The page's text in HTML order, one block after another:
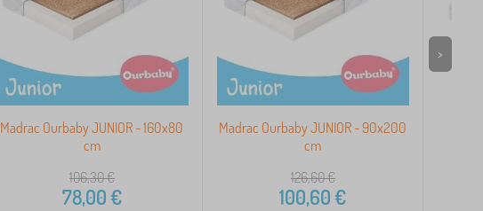
Madrac Ourbaby JUNIOR - 160x80
cm
106,30€
78,00€
Madrac Ourbaby JUNIOR - 90x200
cm
126,60€
100,60€
>